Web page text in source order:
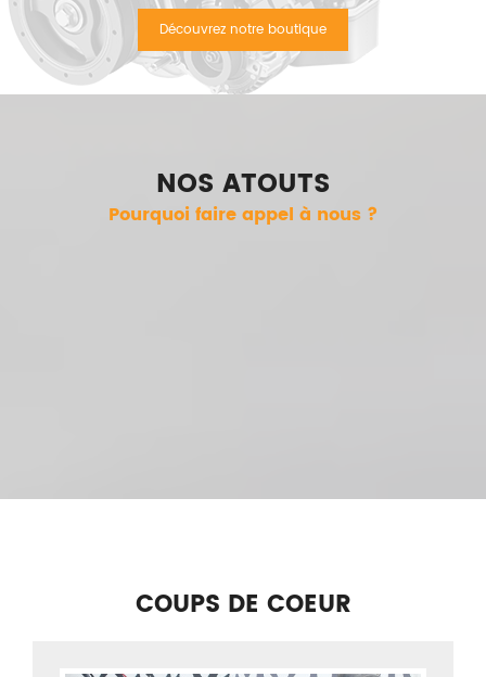
auto
Découvrez notre boutique
NOS ATOUTS
Pourquoi faire appel à nous ?
COUPS DE COEUR